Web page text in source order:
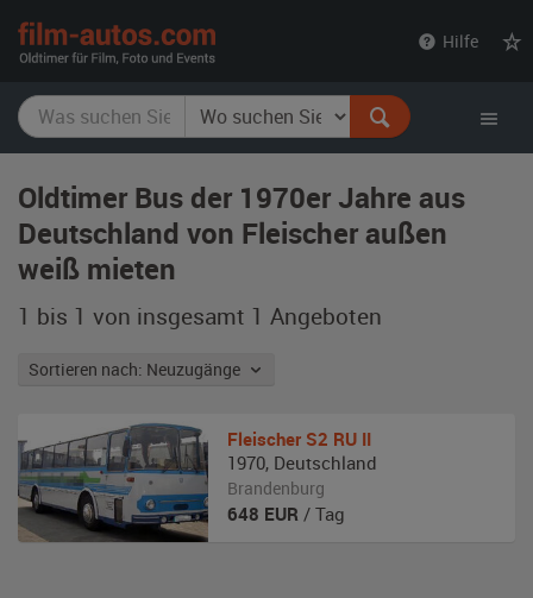
Hilfe
Oldtimer Bus der 1970er Jahre aus
Deutschland von Fleischer außen
weiß mieten
1 bis 1 von insgesamt 1 Angeboten
Sortieren nach: Neuzugänge
Fleischer S2 RU II
1970, Deutschland
Brandenburg
648 EUR / Tag